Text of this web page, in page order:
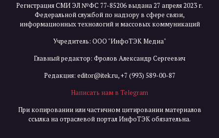
Регистрация СМИ ЭЛ №ФС 77-85206 выдана 27 апреля 2023 г.
Федеральной службой по надзору в сфере связи,
информационных технологий и массовых коммуникаций
Учредитель: ООО "ИнфоТЭК Медиа"
Главный редактор: Фролов Александр Сергеевич
Редакция: editor@itek.ru,+7 (993) 589-00-87
Написать нам в Telegram
При копировании или частичном цитировании материалов
ссылка на отраслевой портал ИнфоТЭК обязательна.